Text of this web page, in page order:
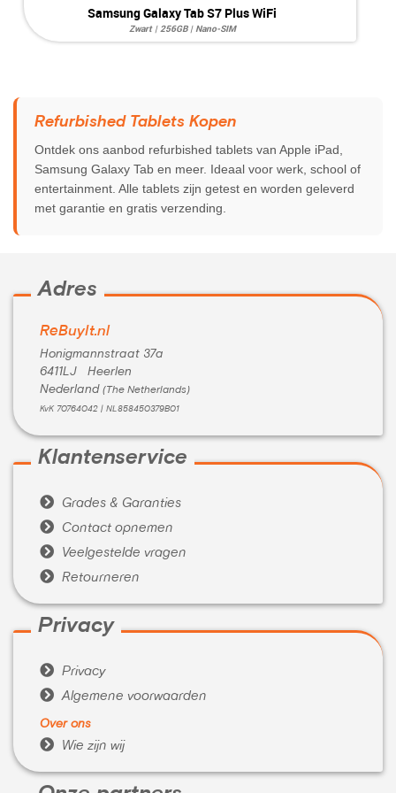
Samsung Galaxy Tab S7 Plus WiFi
Zwart | 256GB | Nano-SIM
Simkaart:
Nano-SIM
Refurbished Tablets Kopen
Ontdek ons aanbod refurbished tablets van Apple iPad,
Samsung Galaxy Tab en meer. Ideaal voor werk, school of
entertainment. Alle tablets zijn getest en worden geleverd
met garantie en gratis verzending.
Adres
ReBuyIt.nl
Honigmannstraat 37a
6411LJ Heerlen
Nederland (The Netherlands)
KvK 70764042 | NL858450379B01
Klantenservice
 Grades & Garanties
 Contact opnemen
 Veelgestelde vragen
 Retourneren
Privacy
 Privacy
 Algemene voorwaarden
Over ons
 Wie zijn wij